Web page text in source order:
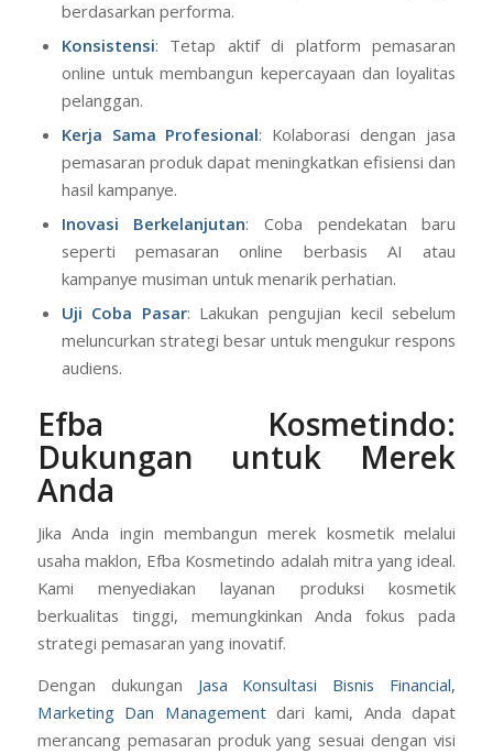
berdasarkan performa.
Konsistensi: Tetap aktif di platform pemasaran
online untuk membangun kepercayaan dan loyalitas
pelanggan.
Kerja Sama Profesional: Kolaborasi dengan jasa
pemasaran produk dapat meningkatkan efisiensi dan
hasil kampanye.
Inovasi Berkelanjutan: Coba pendekatan baru
seperti pemasaran online berbasis AI atau
kampanye musiman untuk menarik perhatian.
Uji Coba Pasar: Lakukan pengujian kecil sebelum
meluncurkan strategi besar untuk mengukur respons
audiens.
Efba Kosmetindo:
Dukungan untuk Merek
Anda
Jika Anda ingin membangun merek kosmetik melalui
usaha maklon, Efba Kosmetindo adalah mitra yang ideal.
Kami menyediakan layanan produksi kosmetik
berkualitas tinggi, memungkinkan Anda fokus pada
strategi pemasaran yang inovatif.
Dengan dukungan Jasa Konsultasi Bisnis Financial,
Marketing Dan Managementdari kami, Anda dapat
merancang pemasaran produk yang sesuai dengan visi